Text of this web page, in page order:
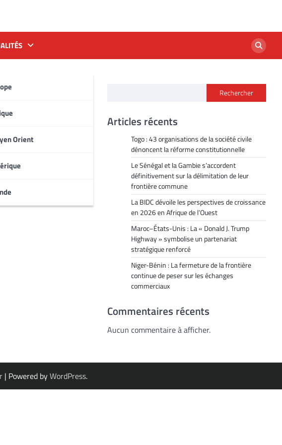
Orient
Rechercher
Articles récents
Togo : 43 organisations de la société civile
dénoncent la réforme constitutionnelle
Le Sénégal et la Gambie s’accordent
définitivement sur la délimitation de leur
frontière commune
La BIDC dévoile les perspectives de croissance
en 2026 en Afrique de l’Ouest
Maroc–États-Unis : La « Donald J. Trump
Highway » symbolise un partenariat
stratégique renforcé
Niger-Bénin : La fermeture de la frontière
continue de peser sur les échanges
commerciaux
Commentaires récents
Aucun commentaire à afficher.
| Powered byWordPress.